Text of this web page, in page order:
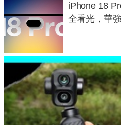
iPhone 18
全看光，華